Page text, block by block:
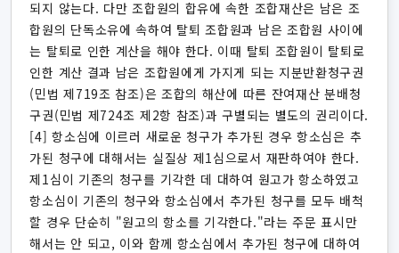
되지 않는다. 다만 조합원의 합유에 속한 조합재산은 남은 조
합원의 단독소유에 속하여 탈퇴 조합원과 남은 조합원 사이에
는 탈퇴로 인한 계산을 해야 한다. 이때 탈퇴 조합원이 탈퇴로
인한 계산 결과 남은 조합원에게 가지게 되는 지분반환청구권
(민법 제719조 참조)은 조합의 해산에 따른 잔여재산 분배청
구권(민법 제724조 제2항 참조)과 구별되는 별도의 권리이다.
[4] 항소심에 이르러 새로운 청구가 추가된 경우 항소심은 추
가된 청구에 대해서는 실질상 제1심으로서 재판하여야 한다.
제1심이 기존의 청구를 기각한 데 대하여 원고가 항소하였고
항소심이 기존의 청구와 항소심에서 추가된 청구를 모두 배척
할 경우 단순히 "원고의 항소를 기각한다."라는 주문 표시만
해서는 안 되고, 이와 함께 항소심에서 추가된 청구에 대하여